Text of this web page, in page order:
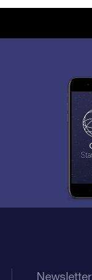
Newsletter